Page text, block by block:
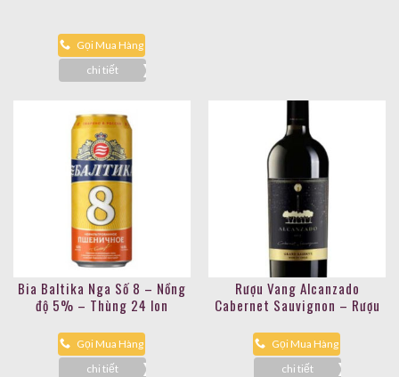
Gọi Mua Hàng
chi tiết
Bia Baltika Nga Số 8 – Nồng
độ 5% – Thùng 24 lon
Gọi Mua Hàng
chi tiết
Rượu Vang Alcanzado
Cabernet Sauvignon – Rượu
Gọi Mua Hàng
chi tiết